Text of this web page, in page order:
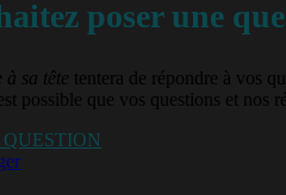
poser une
à sa tête tentera de répondre à vos
possible que vos questions et nos